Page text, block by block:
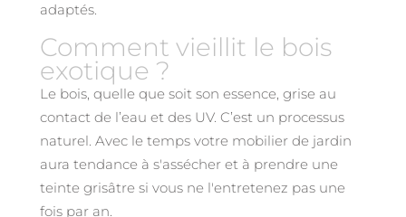
adaptés.
Comment vieillit le bois
exotique ?
Le bois, quelle que soit son essence, grise au
contact de l’eau et des UV. C’est un processus
naturel. Avec le temps votre mobilier de jardin
aura tendance à s'assécher et à prendre une
teinte grisâtre si vous ne l'entretenez pas une
fois par an.